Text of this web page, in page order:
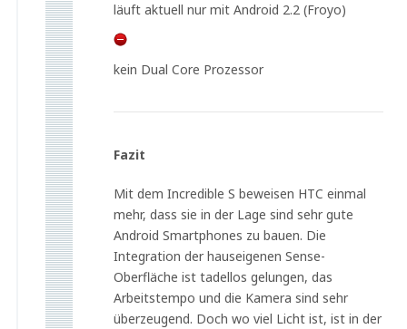
läuft aktuell nur mit Android 2.2 (Froyo)
kein Dual Core Prozessor
Fazit
Mit dem Incredible S beweisen HTC einmal
mehr, dass sie in der Lage sind sehr gute
Android Smartphones zu bauen. Die
Integration der hauseigenen Sense-
Oberfläche ist tadellos gelungen, das
Arbeitstempo und die Kamera sind sehr
überzeugend. Doch wo viel Licht ist, ist in der